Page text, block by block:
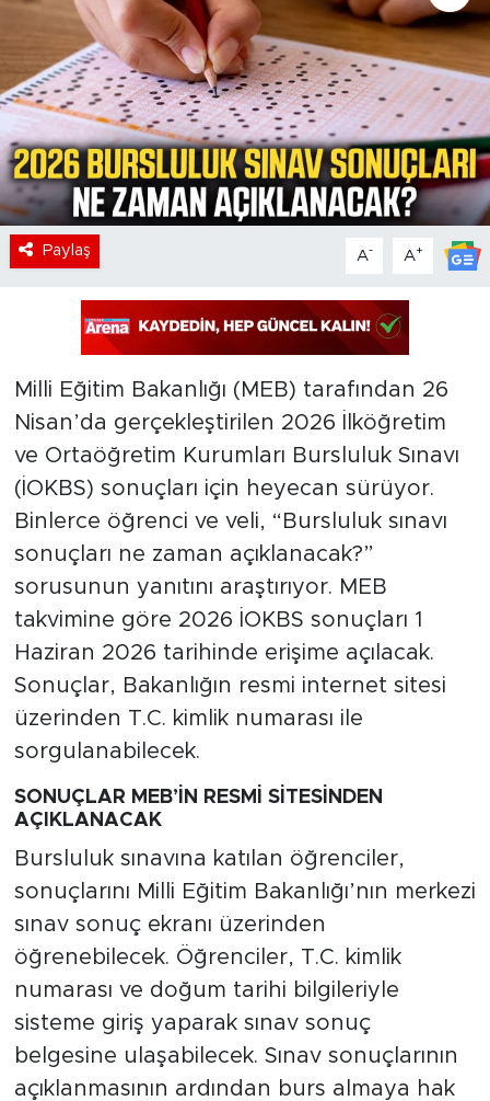
Paylaş A- A+
Milli Eğitim Bakanlığı (MEB) tarafından 26
Nisan’da gerçekleştirilen 2026 İlköğretim
ve Ortaöğretim Kurumları Bursluluk Sınavı
(İOKBS) sonuçları için heyecan sürüyor.
Binlerce öğrenci ve veli, “Bursluluk sınavı
sonuçları ne zaman açıklanacak?”
sorusunun yanıtını araştırıyor. MEB
takvimine göre 2026 İOKBS sonuçları 1
Haziran 2026 tarihinde erişime açılacak.
Sonuçlar, Bakanlığın resmi internet sitesi
üzerinden T.C. kimlik numarası ile
sorgulanabilecek.
SONUÇLAR MEB’İN RESMİ SİTESİNDEN
AÇIKLANACAK
Bursluluk sınavına katılan öğrenciler,
sonuçlarını Milli Eğitim Bakanlığı’nın merkezi
sınav sonuç ekranı üzerinden
öğrenebilecek. Öğrenciler, T.C. kimlik
numarası ve doğum tarihi bilgileriyle
sisteme giriş yaparak sınav sonuç
belgesine ulaşabilecek. Sınav sonuçlarının
açıklanmasının ardından burs almaya hak